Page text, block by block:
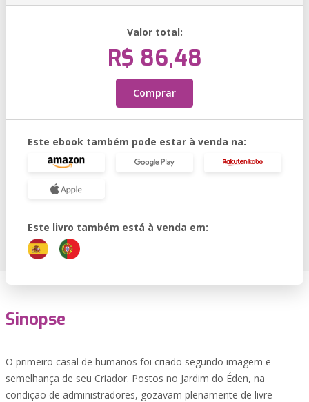
Valor total:
R$ 86,48
Comprar
Este ebook também pode estar à venda na:
Este livro também está à venda em:
Sinopse
O primeiro casal de humanos foi criado segundo imagem e
semelhança de seu Criador. Postos no Jardim do Éden, na
condição de administradores, gozavam plenamente de livre